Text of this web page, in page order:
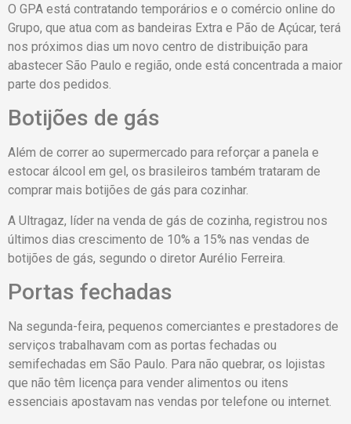
O GPA está contratando temporários e o comércio online do
Grupo, que atua com as bandeiras Extra e Pão de Açúcar, terá
nos próximos dias um novo centro de distribuição para
abastecer São Paulo e região, onde está concentrada a maior
parte dos pedidos.
Botijões de gás
Além de correr ao supermercado para reforçar a panela e
estocar álcool em gel, os brasileiros também trataram de
comprar mais botijões de gás para cozinhar.
A Ultragaz, líder na venda de gás de cozinha, registrou nos
últimos dias crescimento de 10% a 15% nas vendas de
botijões de gás, segundo o diretor Aurélio Ferreira.
Portas fechadas
Na segunda-feira, pequenos comerciantes e prestadores de
serviços trabalhavam com as portas fechadas ou
semifechadas em São Paulo. Para não quebrar, os lojistas
que não têm licença para vender alimentos ou itens
essenciais apostavam nas vendas por telefone ou internet.